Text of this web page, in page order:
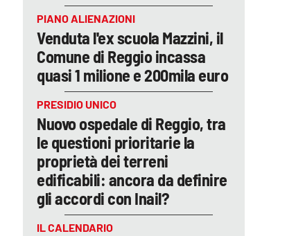
PIANO ALIENAZIONI
Venduta l'ex scuola Mazzini, il
Comune di Reggio incassa
quasi 1 milione e 200mila euro
PRESIDIO UNICO
Nuovo ospedale di Reggio, tra
le questioni prioritarie la
proprietà dei terreni
edificabili: ancora da definire
gli accordi con Inail?
IL CALENDARIO